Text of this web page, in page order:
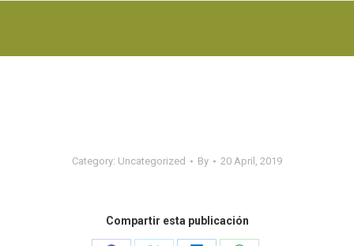
Category: Uncategorized By 20 April, 2019
Compartir esta publicación